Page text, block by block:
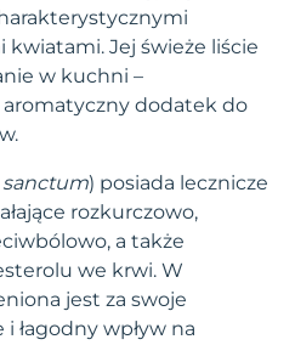
kwiatami. Jej świeże liście
w kuchni –
aromatyczny dodatek do
) posiada lecznicze
rozkurczowo,
a także
we krwi. W
jest za swoje
łagodny wpływ na